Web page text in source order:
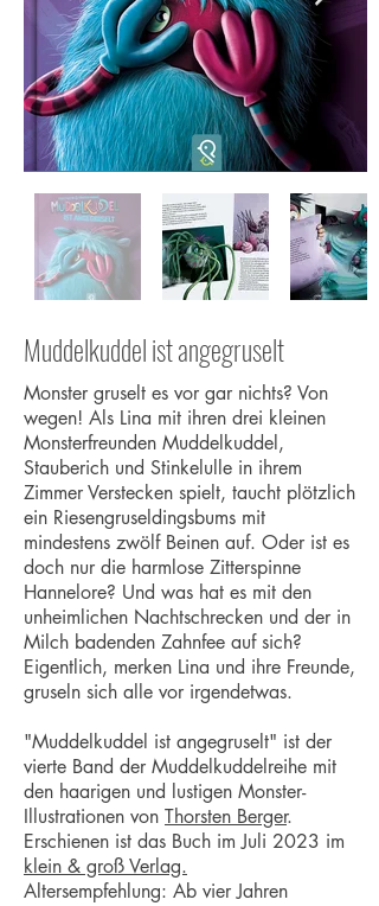
Muddelkuddel ist angegruselt
Monster gruselt es vor gar nichts? Von
wegen! Als Lina mit ihren drei kleinen
Monsterfreunden Muddelkuddel,
Stauberich und Stinkelulle in ihrem
Zimmer Verstecken spielt, taucht plötzlich
ein Riesengruseldingsbums mit
mindestens zwölf Beinen auf. Oder ist es
doch nur die harmlose Zitterspinne
Hannelore? Und was hat es mit den
unheimlichen Nachtschrecken und der in
Milch badenden Zahnfee auf sich?
Eigentlich, merken Lina und ihre Freunde,
gruseln sich alle vor irgendetwas.
"Muddelkuddel ist angegruselt" ist der
vierte Band der Muddelkuddelreihe mit
den haarigen und lustigen Monster-
Illustrationen von Thorsten Berger.
Erschienen ist das Buch im Juli 2023 im
klein & groß Verlag.
Altersempfehlung: Ab vier Jahren